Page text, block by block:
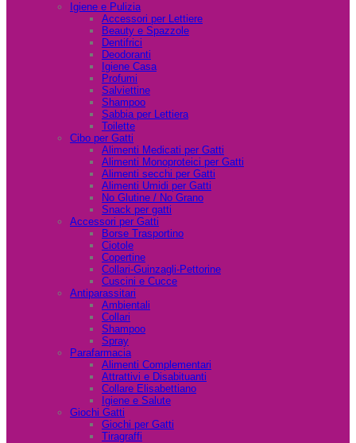
Igiene e Pulizia
Accessori per Lettiere
Beauty e Spazzole
Dentifrici
Deodoranti
Igiene Casa
Profumi
Salviettine
Shampoo
Sabbia per Lettiera
Toilette
Cibo per Gatti
Alimenti Medicati per Gatti
Alimenti Monoproteici per Gatti
Alimenti secchi per Gatti
Alimenti Umidi per Gatti
No Glutine / No Grano
Snack per gatti
Accessori per Gatti
Borse Trasportino
Ciotole
Copertine
Collari-Guinzagli-Pettorine
Cuscini e Cucce
Antiparassitari
Ambientali
Collari
Shampoo
Spray
Parafarmacia
Alimenti Complementari
Attrattivi e Disabituanti
Collare Elisabettiano
Igiene e Salute
Giochi Gatti
Giochi per Gatti
Tiragraffi